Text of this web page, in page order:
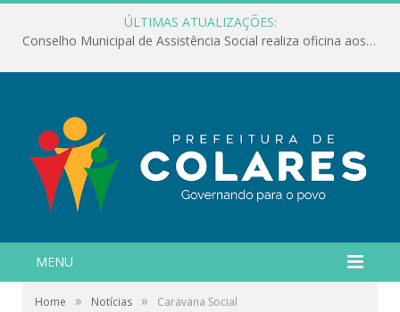
ÚLTIMAS ATUALIZAÇÕES:
Conselho Municipal de Assistência Social realiza oficina aos servidores
MENU
Home » Notícias » Caravana Social